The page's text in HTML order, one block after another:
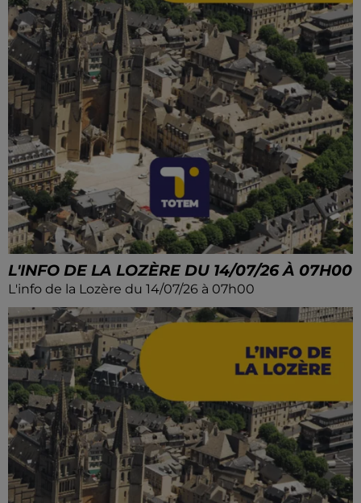
L'INFO DE LA LOZÈRE DU 14/07/26 À 07H00
L'info de la Lozère du 14/07/26 à 07h00